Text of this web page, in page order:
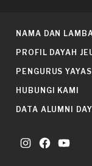
NAMA DAN
PROFIL DAYAH
PENGURUS
HUBUNGI KAMI
DATA ALUMNI
Instagram
FacebookYouTube